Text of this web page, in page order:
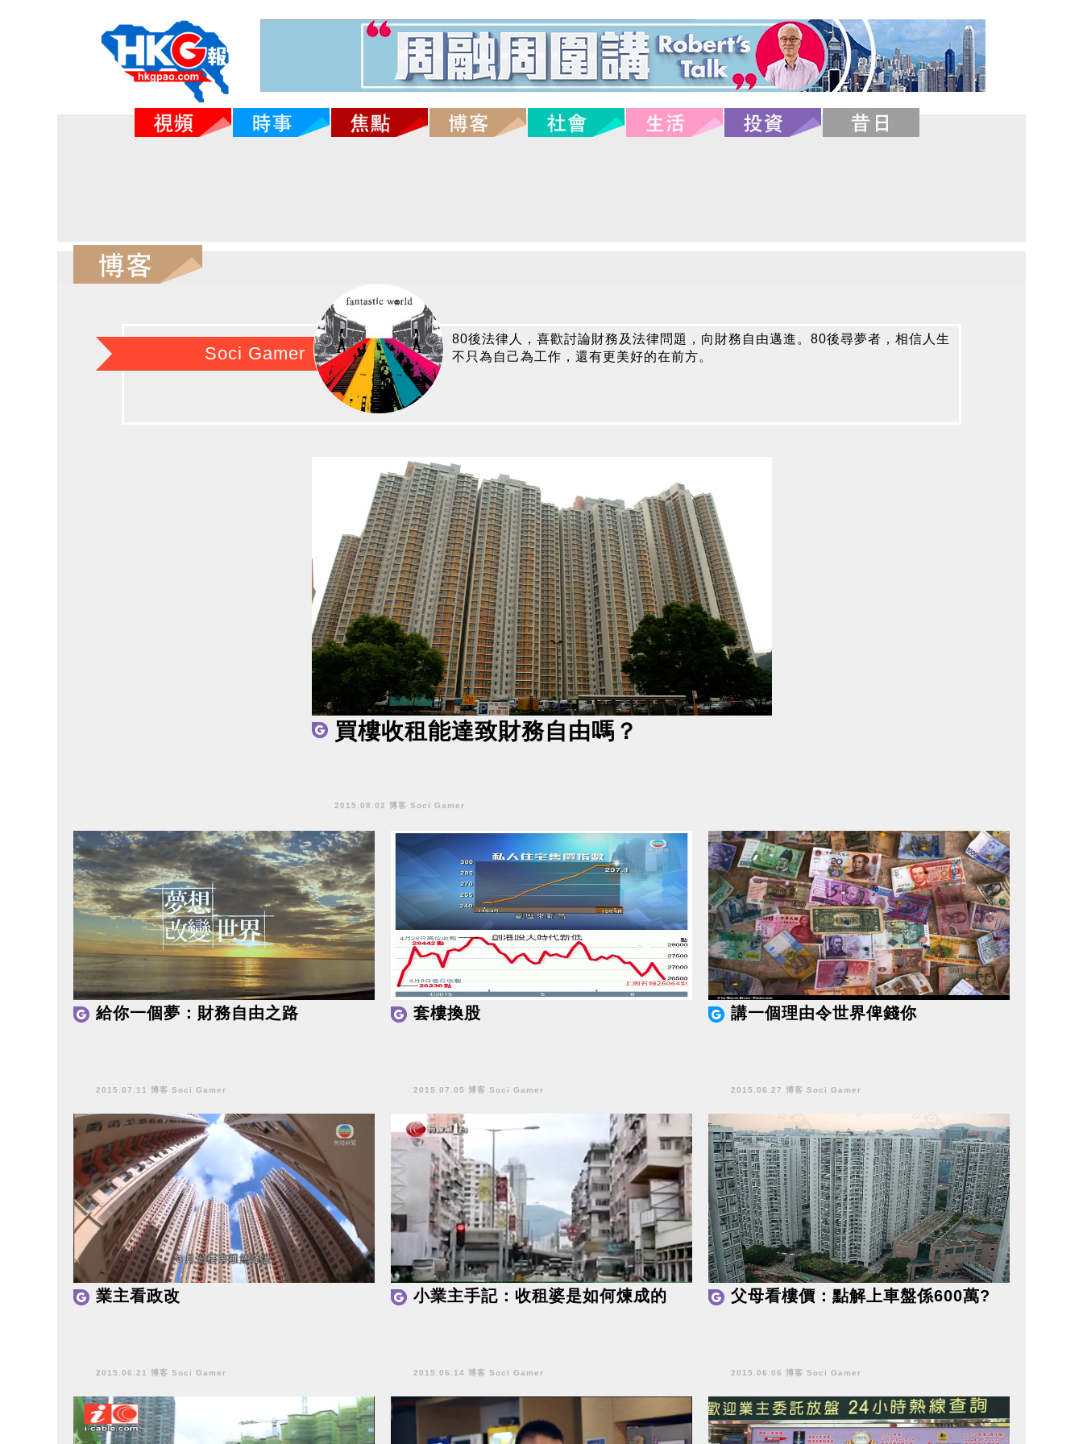
Soci Gamer
80後法律人，喜歡討論財務及法律問題，向財務自由邁進。80後尋夢者，相信人生
不只為自己為工作，還有更美好的在前方。
買樓收租能達致財務自由嗎？
2015.08.02 博客 Soci Gamer
給你一個夢：財務自由之路
2015.07.11 博客 Soci Gamer
套樓換股
2015.07.05 博客 Soci Gamer
講一個理由令世界俾錢你
2015.06.27 博客 Soci Gamer
業主看政改
2015.06.21 博客 Soci Gamer
小業主手記：收租婆是如何煉成的
2015.06.14 博客 Soci Gamer
父母看樓價：點解上車盤係600萬?
2015.06.06 博客 Soci Gamer